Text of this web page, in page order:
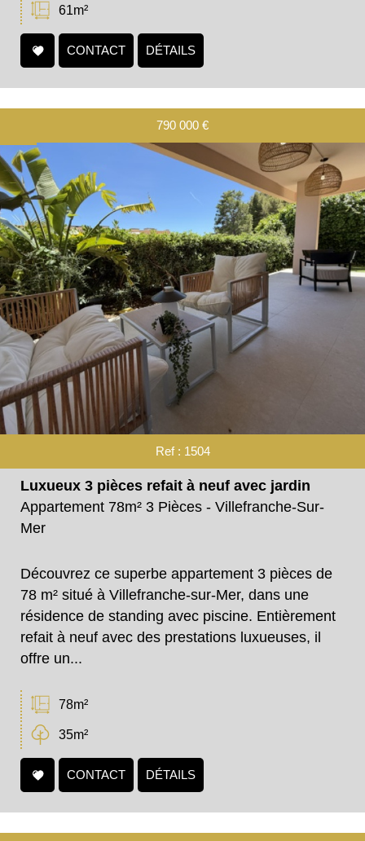
61m²
CONTACT DÉTAILS
790 000 €
Ref : 1504
Luxueux 3 pièces refait à neuf avec jardin
Appartement 78m² 3 Pièces - Villefranche-Sur-
Mer
Découvrez ce superbe appartement 3 pièces de
78 m² situé à Villefranche-sur-Mer, dans une
résidence de standing avec piscine. Entièrement
refait à neuf avec des prestations luxueuses, il
offre un...
78m²
35m²
CONTACT DÉTAILS